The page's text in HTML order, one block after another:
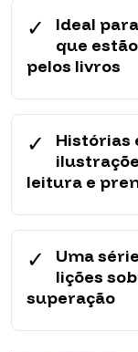
✓
Ideal
que
pelos livros
✓
Histórias
leitura e
✓
Uma
lições
superação